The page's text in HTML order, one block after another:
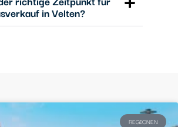
in Velten?
REGIONEN